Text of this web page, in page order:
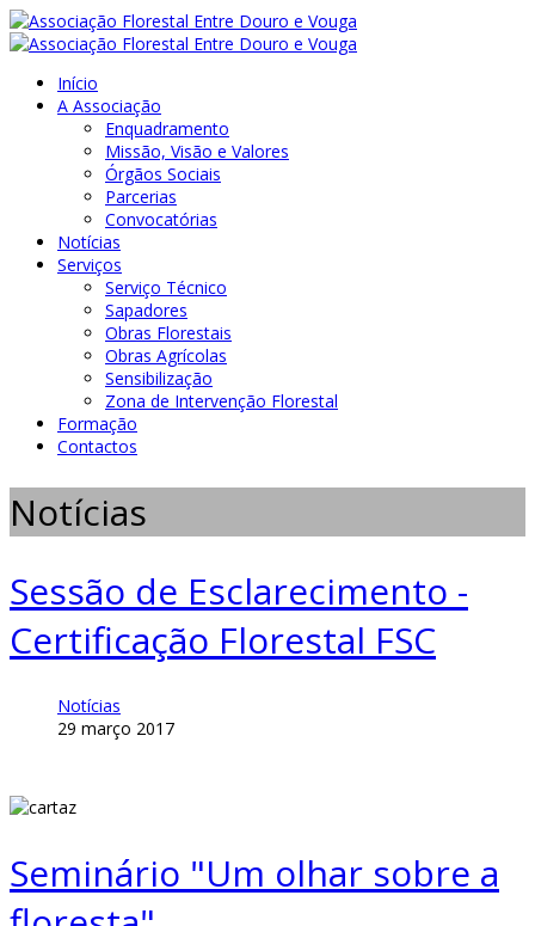
Início
A Associação
Enquadramento
Missão, Visão e Valores
Órgãos Sociais
Parcerias
Convocatórias
Notícias
Serviços
Serviço Técnico
Sapadores
Obras Florestais
Obras Agrícolas
Sensibilização
Zona de Intervenção Florestal
Formação
Contactos
Notícias
Sessão de Esclarecimento -
Certificação Florestal FSC
Notícias
29 março 2017
Seminário "Um olhar sobre a